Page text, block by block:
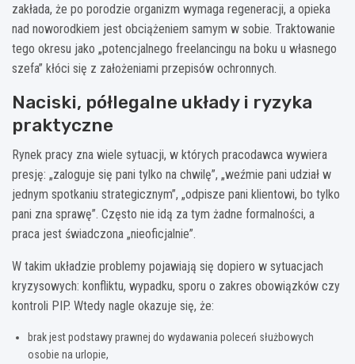
zakłada, że po porodzie organizm wymaga regeneracji, a opieka
nad noworodkiem jest obciążeniem samym w sobie. Traktowanie
tego okresu jako „potencjalnego freelancingu na boku u własnego
szefa” kłóci się z założeniami przepisów ochronnych.
Naciski, półlegalne układy i ryzyka
praktyczne
Rynek pracy zna wiele sytuacji, w których pracodawca wywiera
presję: „zaloguje się pani tylko na chwilę”, „weźmie pani udział w
jednym spotkaniu strategicznym”, „odpisze pani klientowi, bo tylko
pani zna sprawę”. Często nie idą za tym żadne formalności, a
praca jest świadczona „nieoficjalnie”.
W takim układzie problemy pojawiają się dopiero w sytuacjach
kryzysowych: konfliktu, wypadku, sporu o zakres obowiązków czy
kontroli PIP. Wtedy nagle okazuje się, że:
brak jest podstawy prawnej do wydawania poleceń służbowych
osobie na urlopie,